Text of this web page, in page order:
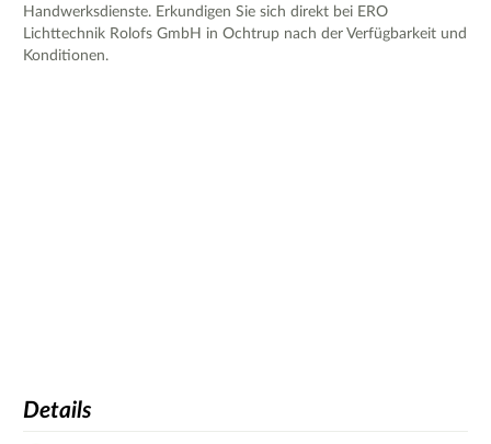
Handwerksdienste. Erkundigen Sie sich direkt bei ERO
Lichttechnik Rolofs GmbH in Ochtrup nach der Verfügbarkeit und
Konditionen.
Details